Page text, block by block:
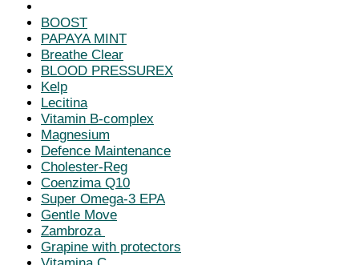
BOOST
PAPAYA MINT
Breathe Clear
BLOOD PRESSUREX
Kelp
Lecitina
Vitamin B-complex
Magnesium
Defence Maintenance
Cholester-Reg
Coenzima Q10
Super Omega-3 EPA
Gentle Move
Zambroza
Grapine with protectors